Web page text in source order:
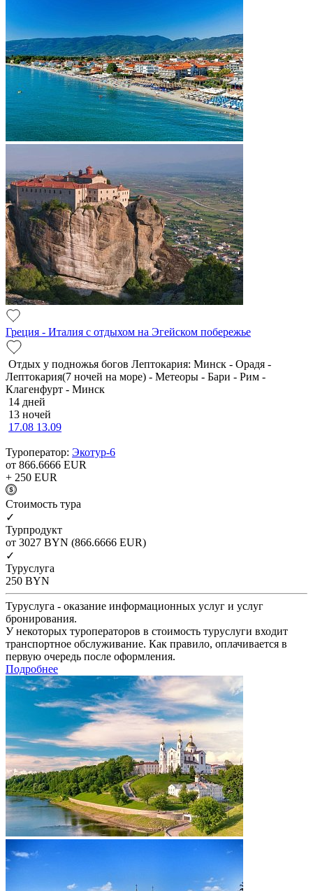
Греция - Италия с отдыхом на Эгейском побережье
Отдых у подножья богов Лептокария: Минск - Орадя -
Лептокария(7 ночей на море) - Метеоры - Бари - Рим -
Клагенфурт - Минск
14 дней
13 ночей
17.08 13.09
Туроператор: Экотур-6
от 866.6666 EUR
+ 250 EUR
Cтоимость тура
✓
Турпродукт
от 3027 BYN (866.6666 EUR)
✓
Туруслуга
250 BYN
Туруслуга - оказание информационных услуг и услуг
бронирования.
У некоторых туроператоров в стоимость туруслуги входит
транспортное обслуживание. Как правило, оплачивается в
первую очередь после оформления.
Подробнее